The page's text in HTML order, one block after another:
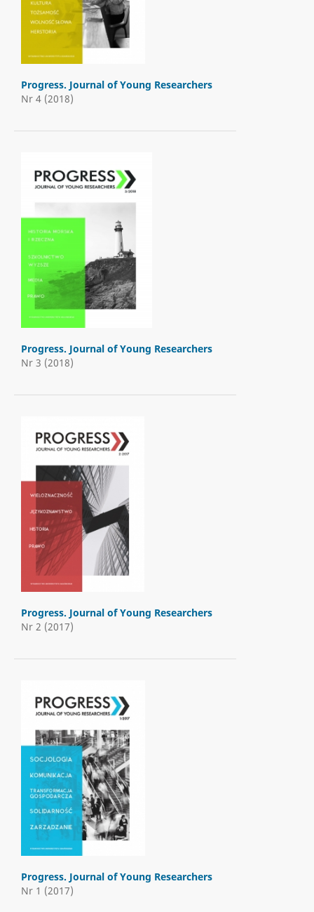
Progress. Journal of Young Researchers
Nr 4 (2018)
Progress. Journal of Young Researchers
Nr 3 (2018)
Progress. Journal of Young Researchers
Nr 2 (2017)
Progress. Journal of Young Researchers
Nr 1 (2017)